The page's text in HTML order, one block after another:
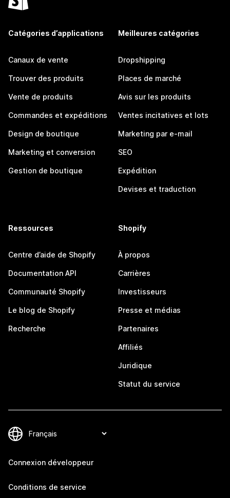
Catégories d’applications
Canaux de vente
Trouver des produits
Vente de produits
Commandes et expéditions
Design de boutique
Marketing et conversion
Gestion de boutique
Meilleures catégories
Dropshipping
Places de marché
Avis sur les produits
Ventes incitatives et lots
Marketing par e-mail
SEO
Expédition
Devises et traduction
Ressources
Centre d’aide de Shopify
Documentation API
Communauté Shopify
Le blog de Shopify
Recherche
Shopify
À propos
Carrières
Investisseurs
Presse et médias
Partenaires
Affiliés
Juridique
Statut du service
Connexion développeur
Conditions de service